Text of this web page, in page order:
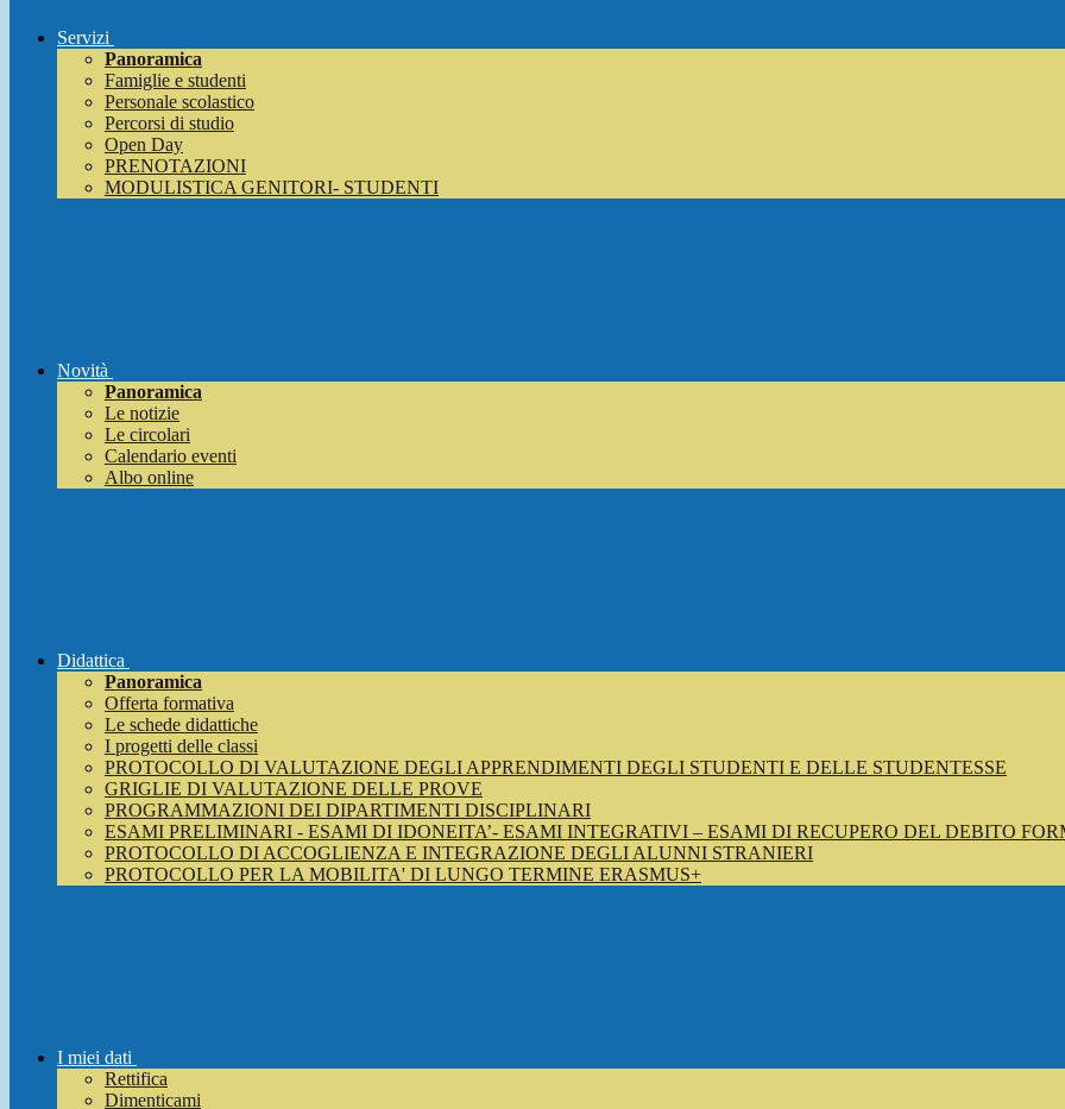
Servizi
Panoramica
Famiglie e studenti
Personale scolastico
Percorsi di studio
Open Day
PRENOTAZIONI
MODULISTICA GENITORI- STUDENTI
Novità
Panoramica
Le notizie
Le circolari
Calendario eventi
Albo online
Didattica
Panoramica
Offerta formativa
Le schede didattiche
I progetti delle classi
PROTOCOLLO DI VALUTAZIONE DEGLI APPRENDIMENTI DEGLI STUDENTI E DELLE STUDENTESSE
GRIGLIE DI VALUTAZIONE DELLE PROVE
PROGRAMMAZIONI DEI DIPARTIMENTI DISCIPLINARI
ESAMI PRELIMINARI - ESAMI DI IDONEITA’- ESAMI INTEGRATIVI – ESAMI DI RECUPERO DEL DEBITO
PROTOCOLLO DI ACCOGLIENZA E INTEGRAZIONE DEGLI ALUNNI STRANIERI
PROTOCOLLO PER LA MOBILITA' DI LUNGO TERMINE ERASMUS+
I miei dati
Rettifica
Dimenticami